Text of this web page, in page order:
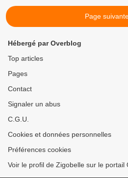
Page
Hébergé par Overblog
Top articles
Pages
Contact
Signaler un abus
C.G.U.
Cookies et données personnelles
Préférences cookies
Voir le profil de Zigobelle sur le portail